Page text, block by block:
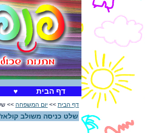
דף הבית ♥
דף הבית >> יום המשפחה >>
שלט כניסה משולב